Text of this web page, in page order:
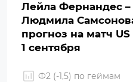
Лейла Фернандес –
Людмила
прогноз на матч US
1 сентября
Ф2 (-1,5) по геймам